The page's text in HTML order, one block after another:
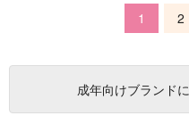
1 2
成年向けブランドに